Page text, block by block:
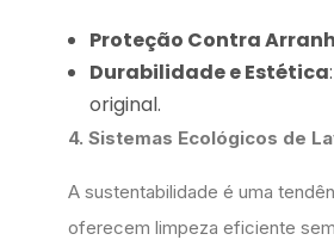
Proteção Contra
Durabilidade e Estética
original.
4. Sistemas Ecológicos de
A sustentabilidade é uma
oferecem limpeza eficiente